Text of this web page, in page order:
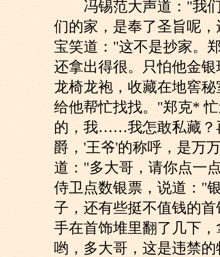
冯锡范大声道："我们
们的家，是奉了圣旨呢
宝笑道："这不是抄家。
还拿出得很。只怕他金
龙椅龙袍，收藏在地窖
给他帮忙找找。"郑克*
的，我……我怎敢私藏
爵，'王爷'的称呼，是万
道："多大哥，请你点一
侍卫点数银票，说道："
子，还有些挺不值钱的
手在首饰堆里翻了几下
哟，多大哥，这是违禁